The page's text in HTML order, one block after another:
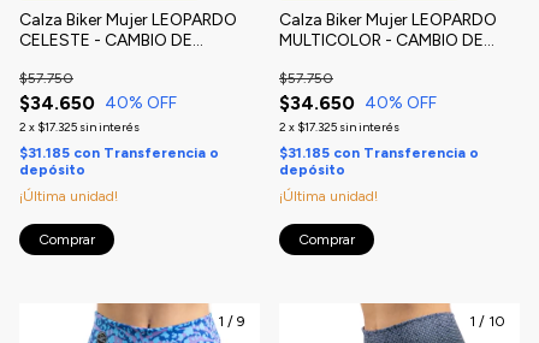
Calza Biker Mujer LEOPARDO
CELESTE - CAMBIO DE
$34.650
$57.750
40% OFF
2 x $17.325 sin interés
$31.185 con Transferencia o
depósito
¡Última unidad!
Comprar
Calza Biker Mujer LEOPARDO
MULTICOLOR - CAMBIO DE
$34.650
$57.750
40% OFF
2 x $17.325 sin interés
$31.185 con Transferencia o
depósito
¡Última unidad!
Comprar
1 / 9 1 / 10